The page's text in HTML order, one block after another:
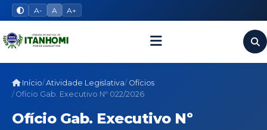
A- A A+
Início Atividade Legislativa Ofícios
Ofício Gab. Executivo Nº 022/2026
Ofício Gab. Executivo Nº